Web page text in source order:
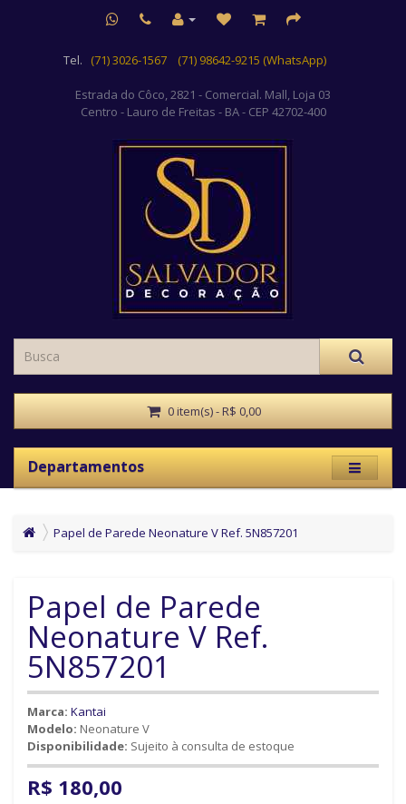
Tel. (71) 3026-1567 (71) 98642-9215 (WhatsApp)
Estrada do Côco, 2821 - Comercial. Mall, Loja 03
Centro - Lauro de Freitas - BA - CEP 42702-400
0 item(s) - R$ 0,00
Departamentos
Papel de Parede Neonature V Ref. 5N857201
Papel de Parede
Neonature V Ref.
5N857201
Marca: Kantai
Modelo: Neonature V
Disponibilidade: Sujeito à consulta de estoque
R$ 180,00